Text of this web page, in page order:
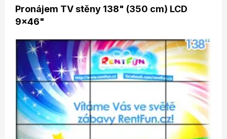
Pronájem TV stěny 138" (350 cm) LCD
9x46"